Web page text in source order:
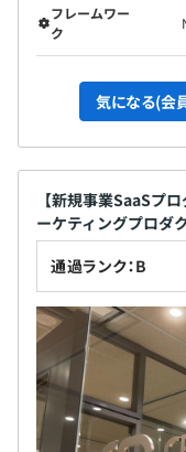
フレームワー
ク
気になる(会
【新規事業SaaSプ
ーケティングプロダ
通過ランク：B